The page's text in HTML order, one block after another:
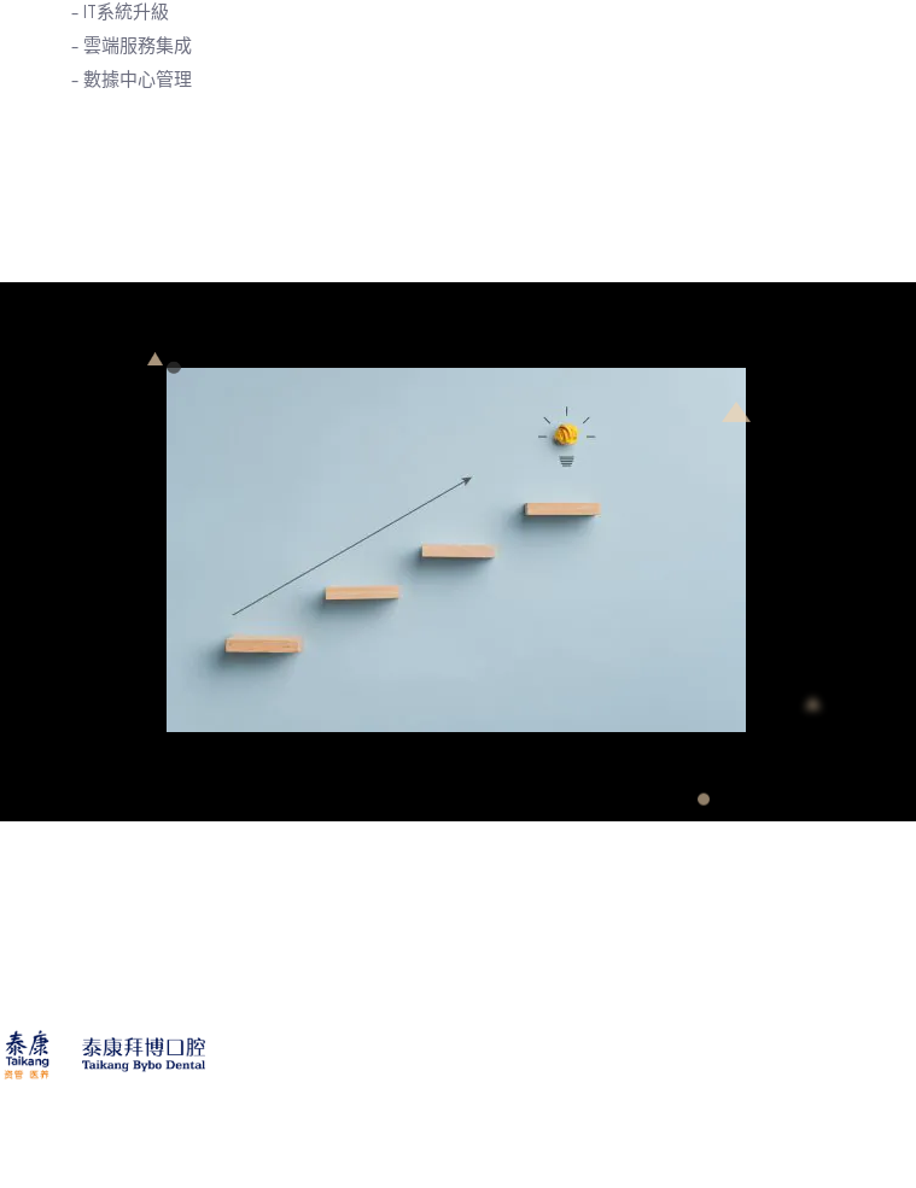
- IT系統升級
- 雲端服務集成
- 數據中心管理